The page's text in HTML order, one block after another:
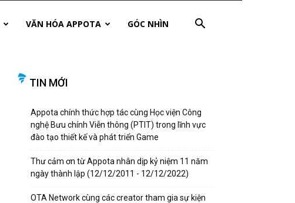
VĂN HÓA APPOTA GÓC NHÌN
TIN MỚI
Appota chính thức hợp tác cùng Học viện Công
nghệ Bưu chính Viễn thông (PTIT) trong lĩnh vực
đào tạo thiết kế và phát triển Game
Thư cảm ơn từ Appota nhân dịp kỷ niệm 11 năm
ngày thành lập (12/12/2011 - 12/12/2022)
OTA Network cùng các creator tham gia sự kiện